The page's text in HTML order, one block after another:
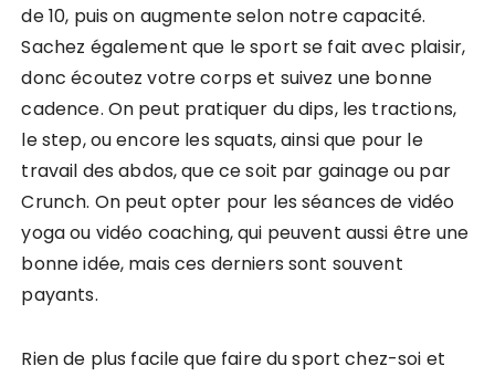
de 10, puis on augmente selon notre capacité.
Sachez également que le sport se fait avec plaisir,
donc écoutez votre corps et suivez une bonne
cadence. On peut pratiquer du dips, les tractions,
le step, ou encore les squats, ainsi que pour le
travail des abdos, que ce soit par gainage ou par
Crunch. On peut opter pour les séances de vidéo
yoga ou vidéo coaching, qui peuvent aussi être une
bonne idée, mais ces derniers sont souvent
payants.
Rien de plus facile que faire du sport chez-soi et